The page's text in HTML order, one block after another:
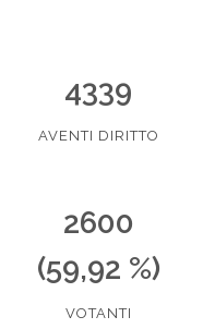
4339
AVENTI DIRITTO
2600
(59,92 %)
VOTANTI